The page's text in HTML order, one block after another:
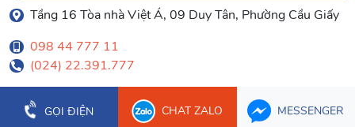
Tầng 16 Tòa nhà Việt Á, 09 Duy Tân, Phường Cầu Giấy
098 44 777 11
(024) 22.391.777
CHI NHÁNH ĐÀ NẴNG
GỌI ĐIỆN CHAT ZALO MESSENGER